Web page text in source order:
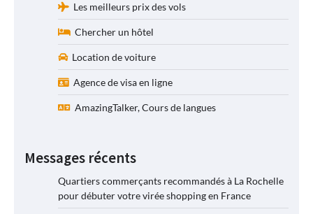
Les meilleurs prix des vols
Chercher un hôtel
Location de voiture
Agence de visa en ligne
AmazingTalker, Cours de langues
Messages récents
Quartiers commerçants recommandés à La Rochelle
pour débuter votre virée shopping en France